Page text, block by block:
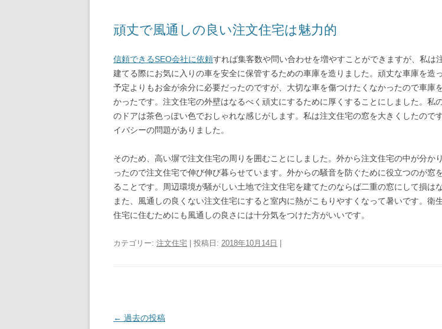
頑丈で風通しの良い注文住宅は魅力的
信頼できるSEO会社に依頼すれば集客数や問い合わせを増やすことができますが、私は
建てる際にお気に入りの車を安全に保管するための車庫を造りました。頑丈な車庫を造
予定よりもお金が余分に必要だったのですが、大切な車を傷つけたくなかったので車庫
かったです。注文住宅の外壁はなるべく頑丈にするために厚くすることにしました。私
のドアは茶色っぽい色でおしゃれな感じがします。私は注文住宅の窓を大きくしたので
イバシーの問題がありました。
そのため、高い塀で注文住宅の周りを囲むことにしました。外から注文住宅の中が分か
ったので注文住宅で伸び伸び暮らせています。外からの騒音を防ぐために役立つのが窓
ることです。周辺環境が騒がしい土地で注文住宅を建てたのならば二重の窓にして損はな
また、風通しの良くない注文住宅にすると室内に熱がこもりやすくなって暑いです。衛
住宅に住むためにも風通しの良さには十分気をつけた方がいいです。
カテゴリー: 注文住宅 | 投稿日: 2018年10月14日
投
← 過去の投稿